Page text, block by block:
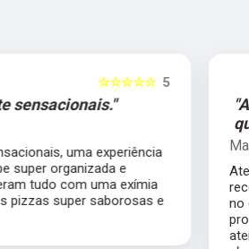
☆☆☆☆☆
de primeira
Daineze
qualidade, super
casamento da minha filha
pizzas saborosas,
qualidade, equipe